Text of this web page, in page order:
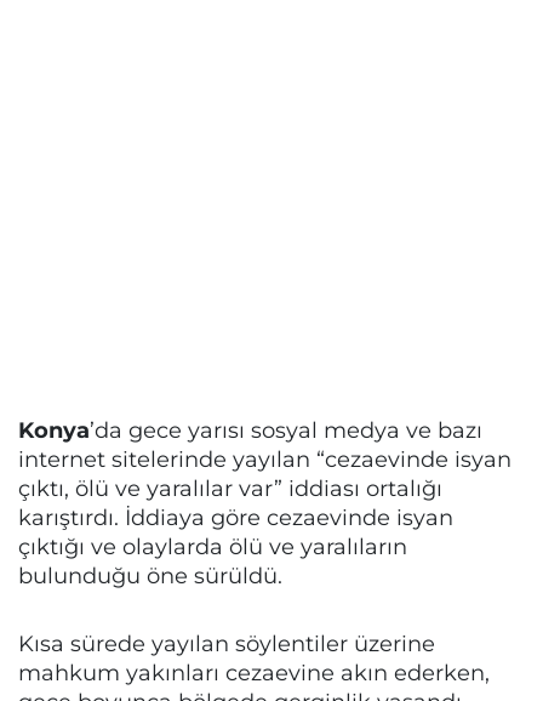
Konya’da gece yarısı sosyal medya ve bazı
internet sitelerinde yayılan “cezaevinde isyan
çıktı, ölü ve yaralılar var” iddiası ortalığı
karıştırdı. İddiaya göre cezaevinde isyan
çıktığı ve olaylarda ölü ve yaralıların
bulunduğu öne sürüldü.
Kısa sürede yayılan söylentiler üzerine
mahkum yakınları cezaevine akın ederken,